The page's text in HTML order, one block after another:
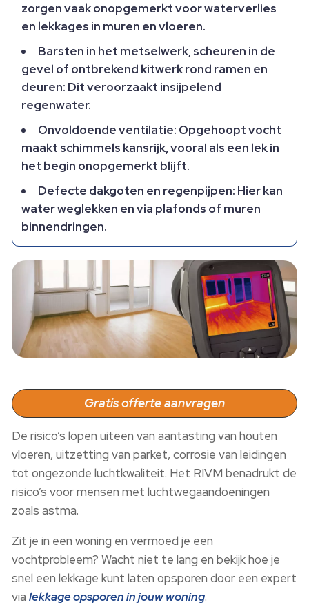
zorgen vaak onopgemerkt voor waterverlies
en lekkages in muren en vloeren.
Barsten in het metselwerk, scheuren in de
gevel of ontbrekend kitwerk rond ramen en
deuren: Dit veroorzaakt insijpelend
regenwater.
Onvoldoende ventilatie: Opgehoopt vocht
maakt schimmels kansrijk, vooral als een lek in
het begin onopgemerkt blijft.
Defecte dakgoten en regenpijpen: Hier kan
water weglekken en via plafonds of muren
binnendringen.
Gratis offerte aanvragen
De risico’s lopen uiteen van aantasting van houten
vloeren, uitzetting van parket, corrosie van leidingen
tot ongezonde luchtkwaliteit. Het RIVM benadrukt de
risico’s voor mensen met luchtwegaandoeningen
zoals astma.
Zit je in een woning en vermoed je een
vochtprobleem? Wacht niet te lang en bekijk hoe je
snel een lekkage kunt laten opsporen door een expert
vialekkage opsporen in jouw woning.